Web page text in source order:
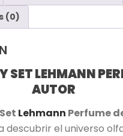
(0)
SET LEHMANN
AUTOR
Lehmann Perfume
descubrir el universo